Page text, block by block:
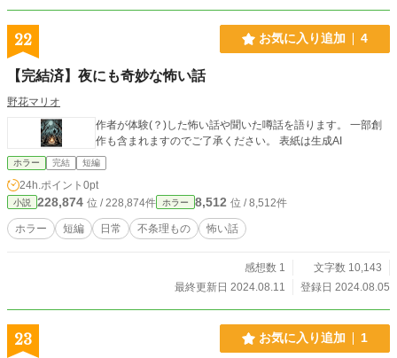
22 お気に入り追加 4
【完結済】夜にも奇妙な怖い話
野花マリオ
作者が体験(？)した怖い話や聞いた噂話を語ります。 一部創
作も含まれますのでご了承ください。 表紙は生成AI
ホラー 完結 短編
24h.ポイント 0pt
小説 228,874 位 / 228,874件 ホラー 8,512 位 / 8,512件
ホラー 短編 日常 不条理もの 怖い話
感想数 1
文字数 10,143
最終更新日 2024.08.11
登録日 2024.08.05
23 お気に入り追加 1